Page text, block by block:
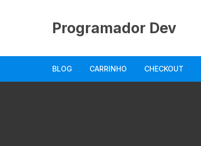
Programador Dev
BLOG CARRINHO CHECKOUT